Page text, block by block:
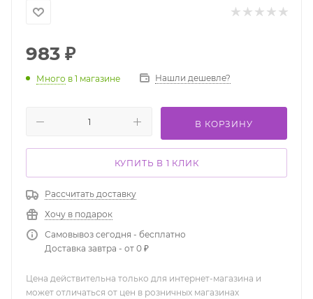
983 ₽
Много в 1 магазине Нашли дешевле?
В КОРЗИНУ
КУПИТЬ В 1 КЛИК
Рассчитать доставку
Хочу в подарок
Самовывоз сегодня - бесплатно
Доставка завтра - от 0 ₽
Цена действительна только для интернет-магазина и
может отличаться от цен в розничных магазинах